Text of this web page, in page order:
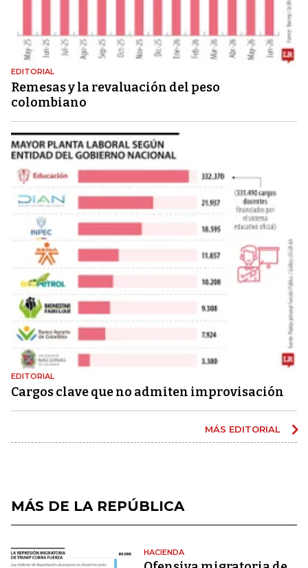
EDITORIAL
Remesas y la revaluación del peso
colombiano
EDITORIAL
Cargos clave que no admiten improvisación
MÁS EDITORIAL
MÁS DE LA REPÚBLICA
HACIENDA